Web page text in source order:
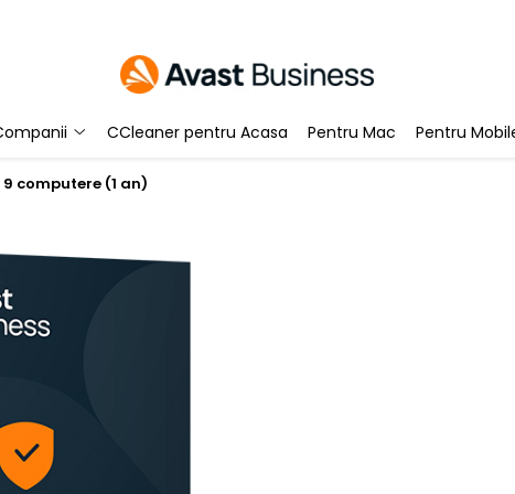
CCleaner pentru Acasa Pentru Mac Pentru
computere (1 an)